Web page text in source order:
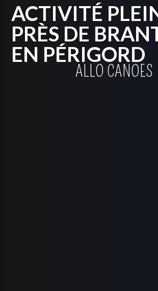
ACTIVITÉ
PRÈS DE
EN PÉRIGORD
ALLO CANOES